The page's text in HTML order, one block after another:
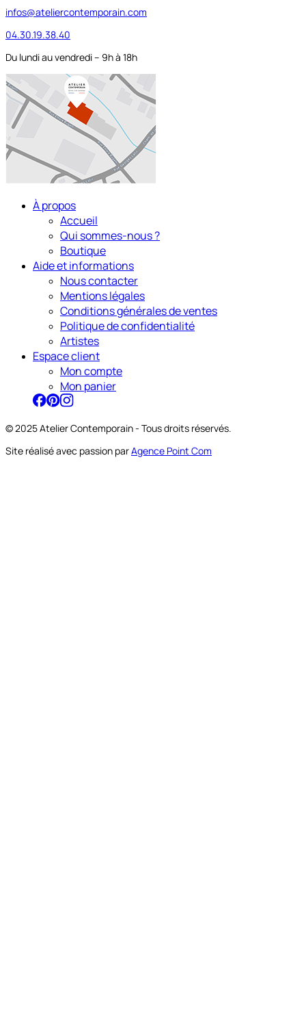
infos@ateliercontemporain.com
04.30.19.38.40
Du lundi au vendredi – 9h à 18h
À propos
Accueil
Qui sommes-nous ?
Boutique
Aide et informations
Nous contacter
Mentions légales
Conditions générales de ventes
Politique de confidentialité
Artistes
Espace client
Mon compte
Mon panier
© 2025 Atelier Contemporain - Tous droits réservés.
Site réalisé avec passion parAgence Point Com